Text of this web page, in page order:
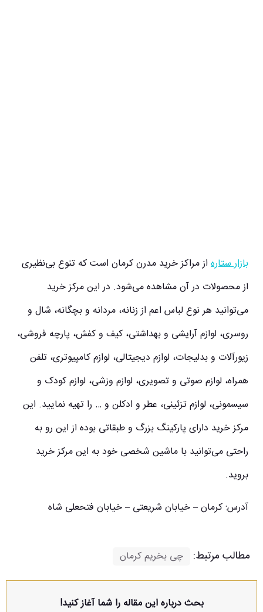
بازار ستاره از مراکز خرید مدرن کرمان است که تنوع بی‌نظیری
از محصولات در آن مشاهده می‌شود. در این مرکز خرید
می‌توانید هر نوع لباس اعم از زنانه، مردانه و بچگانه، شال و
روسری، لوازم آرایشی و بهداشتی، کیف و کفش، پارچه فروشی،
زیورآلات و بدلیجات، لوازم دیجیتالی، لوازم کامپیوتری، تلفن
همراه، لوازم صوتی و تصویری، لوازم وزشی، لوازم کودک و
سیسمونی، لوازم تزئینی، عطر و ادکلن و … را تهیه نمایید. این
مرکز خرید دارای پارکینگ بزرگ و طبقاتی بوده از این رو به
راحتی می‌توانید با ماشین شخصی خود به این مرکز خرید
بروید.
آدرس: کرمان – خیابان شریعتی – خیابان فتحعلی شاه
مطالب مرتبط: چی بخریم کرمان
بحث درباره این مقاله را شما آغاز کنید!